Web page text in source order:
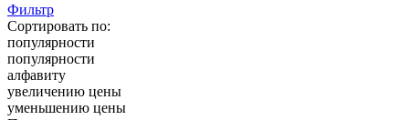
Фильтр
Сортировать по:
популярности
популярности
алфавиту
увеличению цены
уменьшению цены